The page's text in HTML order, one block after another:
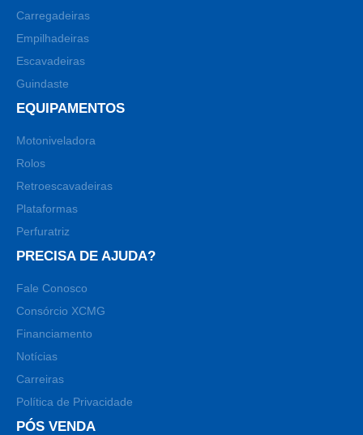
Carregadeiras
Empilhadeiras
Escavadeiras
Guindaste
EQUIPAMENTOS
Motoniveladora
Rolos
Retroescavadeiras
Plataformas
Perfuratriz
PRECISA DE AJUDA?
Fale Conosco
Consórcio XCMG
Financiamento
Notícias
Carreiras
Política de Privacidade
PÓS VENDA